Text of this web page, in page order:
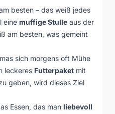
besten – das weiß jedes
eine muffige Stulle aus der
am besten, was gemeint
sich morgens oft Mühe
leckeres Futterpaket mit
geben, wird dieses Ziel
Essen, das man liebevoll